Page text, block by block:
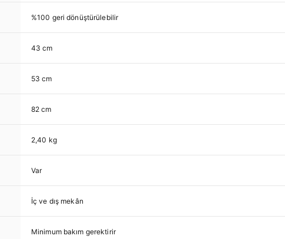
%100 geri dönüştürülebilir
43 cm
53 cm
82 cm
2,40 kg
Var
İç ve dış mekân
Minimum bakım gerektirir